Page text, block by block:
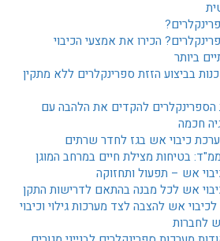
הכירו את אמצעי הכיבוי
ביותר
בביצוע הזזת ספרינקלרים ללא מתקין
להקדים את הלהבה עם
חכמה
כיבוי אש בגז לחדר שרתים
בטיחות מצילת חיים במרחב המוגן
אש – תפעול ותחזוקה
אש לכל מבנה בהתאם לדרישות התקן
אש להצבה לצד מערכות גילוי וכיבוי
לחברות